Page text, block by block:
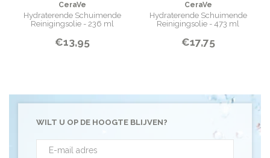
CeraVe
Hydraterende Schuimende
Reinigingsolie - 236 ml
€13,95
CeraVe
Hydraterende Schuimende
Reinigingsolie - 473 ml
€17,75
WILT U OP DE HOOGTE BLIJVEN?